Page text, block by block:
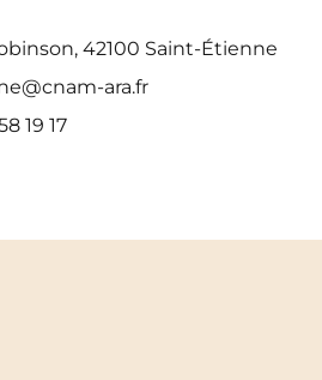
42100 Saint-Étienne
ara.fr
19 17